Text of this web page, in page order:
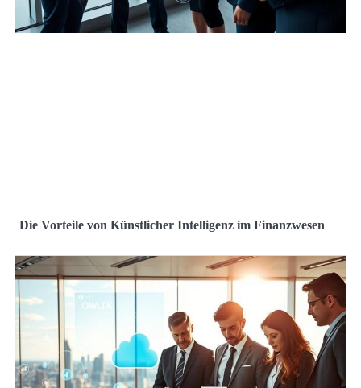
Die Vorteile von Künstlicher Intelligenz im Finanzwesen